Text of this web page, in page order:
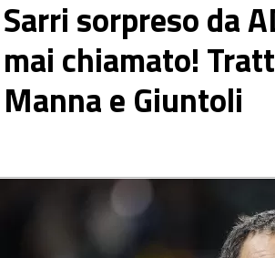
Sarri sorpreso da
mai chiamato!
Manna e Giuntoli